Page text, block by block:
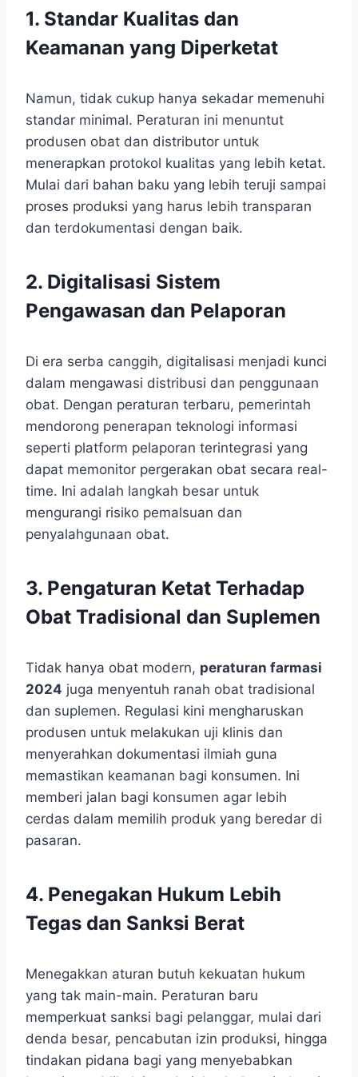
1. Standar Kualitas dan
Keamanan yang Diperketat
Namun, tidak cukup hanya sekadar memenuhi
standar minimal. Peraturan ini menuntut
produsen obat dan distributor untuk
menerapkan protokol kualitas yang lebih ketat.
Mulai dari bahan baku yang lebih teruji sampai
proses produksi yang harus lebih transparan
dan terdokumentasi dengan baik.
2. Digitalisasi Sistem
Pengawasan dan Pelaporan
Di era serba canggih, digitalisasi menjadi kunci
dalam mengawasi distribusi dan penggunaan
obat. Dengan peraturan terbaru, pemerintah
mendorong penerapan teknologi informasi
seperti platform pelaporan terintegrasi yang
dapat memonitor pergerakan obat secara real-
time. Ini adalah langkah besar untuk
mengurangi risiko pemalsuan dan
penyalahgunaan obat.
3. Pengaturan Ketat Terhadap
Obat Tradisional dan Suplemen
Tidak hanya obat modern, peraturan farmasi
2024 juga menyentuh ranah obat tradisional
dan suplemen. Regulasi kini mengharuskan
produsen untuk melakukan uji klinis dan
menyerahkan dokumentasi ilmiah guna
memastikan keamanan bagi konsumen. Ini
memberi jalan bagi konsumen agar lebih
cerdas dalam memilih produk yang beredar di
pasaran.
4. Penegakan Hukum Lebih
Tegas dan Sanksi Berat
Menegakkan aturan butuh kekuatan hukum
yang tak main-main. Peraturan baru
memperkuat sanksi bagi pelanggar, mulai dari
denda besar, pencabutan izin produksi, hingga
tindakan pidana bagi yang menyebabkan